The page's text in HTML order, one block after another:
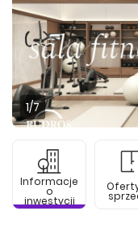
1/7
Informacje
o
inwestycji